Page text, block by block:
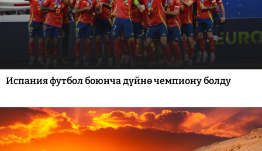
Испания футбол боюнча дүйнө чемпиону болду